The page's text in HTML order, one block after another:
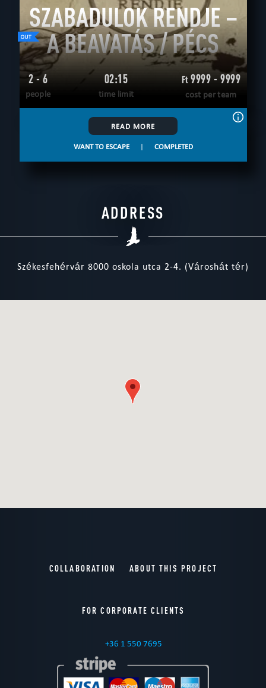
SZABADULOK RENDJE –
A BEAVATÁS / PÉCS
2 - 6
people
02:15
time limit
Ft9999 - 9999
cost per team
READ MORE
WANT TO ESCAPE | COMPLETED
ADDRESS
Székesfehérvár 8000 oskola utca 2-4. (Városhát tér)
COLLABORATION ABOUT THIS PROJECT
FOR CORPORATE CLIENTS
+36 1 550 7695